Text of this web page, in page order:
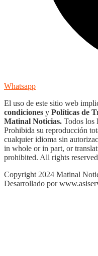
Whatsapp
El uso de este sitio web
condiciones y Políticas de
Matinal Noticias. Todos los
Prohibida su reproducción
cualquier idioma sin
in whole or in part, or
prohibited. All rights
Copyright 2024 Matinal
Desarrollado por